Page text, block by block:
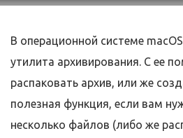
В операционной системе
утилита архивирования. С ее
распаковать архив, или же
полезная функция, если вам
несколько файлов (либо же